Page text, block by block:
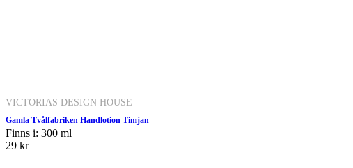
VICTORIAS DESIGN HOUSE
Gamla Tvålfabriken Handlotion Timjan
Finns i: 300 ml
29 kr